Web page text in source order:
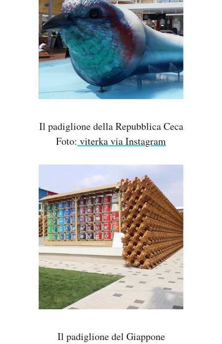
Il padiglione della Repubblica Ceca
Foto: viterka via Instagram
Il padiglione del Giappone